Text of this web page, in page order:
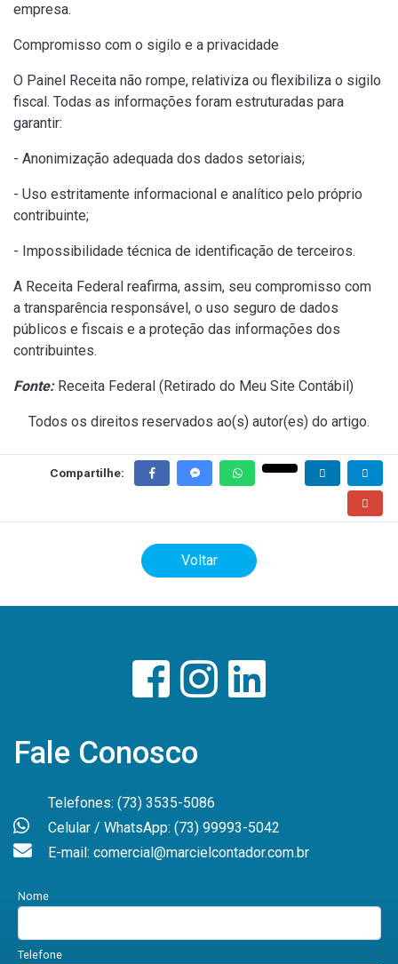
empresa.
Compromisso com o sigilo e a privacidade
O Painel Receita não rompe, relativiza ou flexibiliza o sigilo
fiscal. Todas as informações foram estruturadas para
garantir:
- Anonimização adequada dos dados setoriais;
- Uso estritamente informacional e analítico pelo próprio
contribuinte;
- Impossibilidade técnica de identificação de terceiros.
A Receita Federal reafirma, assim, seu compromisso com
a transparência responsável, o uso seguro de dados
públicos e fiscais e a proteção das informações dos
contribuintes.
Fonte:Receita Federal ( Retirado do Meu Site Contábil )
Todos os direitos reservados ao(s) autor(es) do artigo.
Compartilhe:
Voltar
Fale Conosco
Telefones: (73) 3535-5086
Celular / WhatsApp: (73) 99993-5042
E-mail: comercial@marcielcontador.com.br
Nome
Telefone